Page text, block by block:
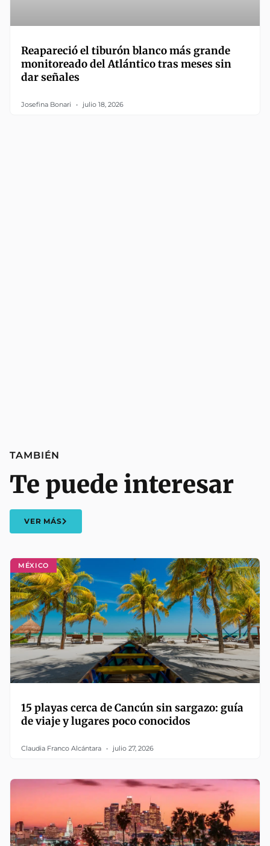
Reapareció el tiburón blanco más grande
monitoreado del Atlántico tras meses sin
dar señales
Josefina Bonari julio 18, 2026
MÉXICO
15 playas cerca de Cancún sin sargazo: guía
de viaje y lugares poco conocidos
Claudia Franco Alcántara julio 27, 2026
TAMBIÉN
Te puede interesar
VER MÁS